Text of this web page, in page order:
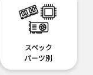
スペック
パーツ別